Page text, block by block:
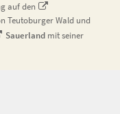
auf den
Teutoburger Wald und
Sauerland mit seiner